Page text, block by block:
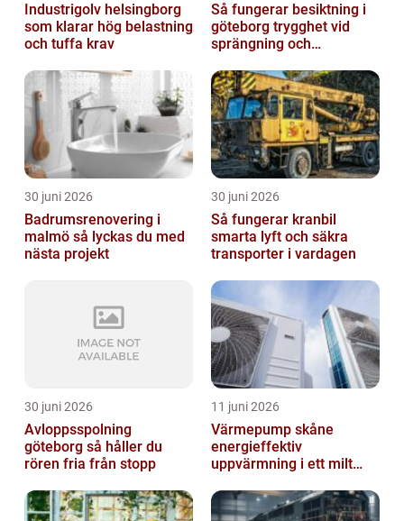
Industrigolv helsingborg
som klarar hög belastning
och tuffa krav
Så fungerar besiktning i
göteborg trygghet vid
sprängning och
30 juni 2026
Badrumsrenovering i
malmö så lyckas du med
nästa projekt
30 juni 2026
Så fungerar kranbil
smarta lyft och säkra
transporter i vardagen
30 juni 2026
Avloppsspolning
göteborg så håller du
rören fria från stopp
11 juni 2026
Värmepump skåne
energieffektiv
uppvärmning i ett milt